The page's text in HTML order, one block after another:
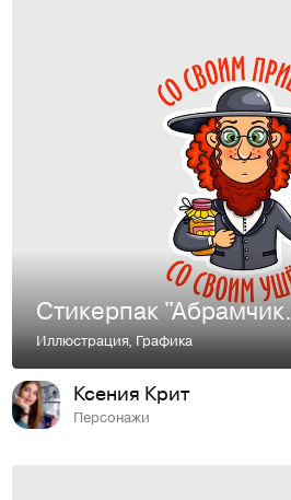
Иллюстрация,Графика
Ксения Крит
Персонажи